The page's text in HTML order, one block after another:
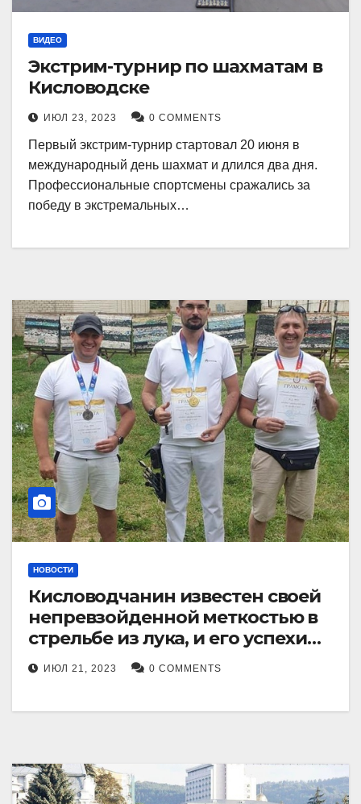
ВИДЕО
Экстрим-турнир по шахматам в
Кисловодске
ИЮЛ 23, 2023 0 COMMENTS
Первый экстрим-турнир стартовал 20 июня в
международный день шахмат и длился два дня.
Профессиональные спортсмены сражались за
победу в экстремальных…
НОВОСТИ
Кисловодчанин известен своей
непревзойденной меткостью в
стрельбе из лука, и его успехи
прославили его в
Ставропольском крае.
ИЮЛ 21, 2023 0 COMMENTS